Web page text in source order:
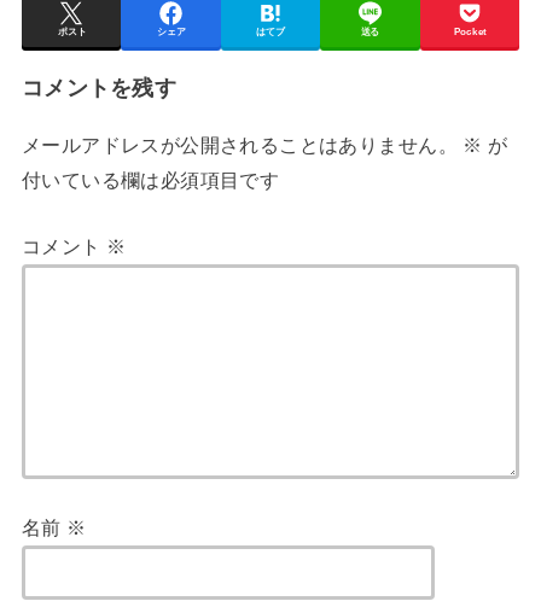
ポスト シェア はてブ 送る Pocket
コメントを残す
メールアドレスが公開されることはありません。 ※ が
付いている欄は必須項目です
コメント ※
名前 ※